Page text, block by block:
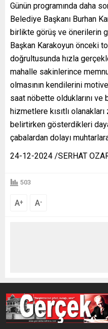
Günün programında daha
Belediye Başkanı Burhan
birlikte görüş ve önerilerin
Başkan Karakoyun önceki
doğrultusunda hızla
mahalle sakinlerince
olmasının kendilerini
saat nöbette olduklarını
hizmetlere kısıtlı
belirtirken gösterdikleri
çabalardan dolayı
24-12-2024 /SERHAT
503
A+ A-